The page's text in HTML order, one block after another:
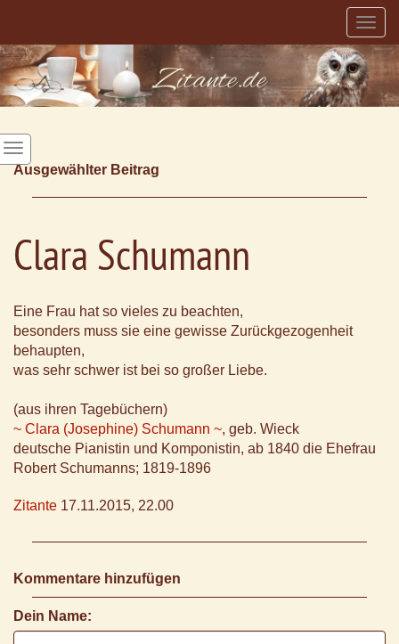
Ausgewählter Beitrag
Clara Schumann
Eine Frau hat so vieles zu beachten,
besonders muss sie eine gewisse Zurückgezogenheit
behaupten,
was sehr schwer ist bei so großer Liebe.
(aus ihren Tagebüchern)
~ Clara (Josephine) Schumann ~, geb. Wieck
deutsche Pianistin und Komponistin, ab 1840 die Ehefrau
Robert Schumanns; 1819-1896
Zitante 17.11.2015, 22.00
Kommentare hinzufügen
Dein Name: